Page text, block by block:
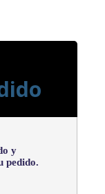
y
pedido.